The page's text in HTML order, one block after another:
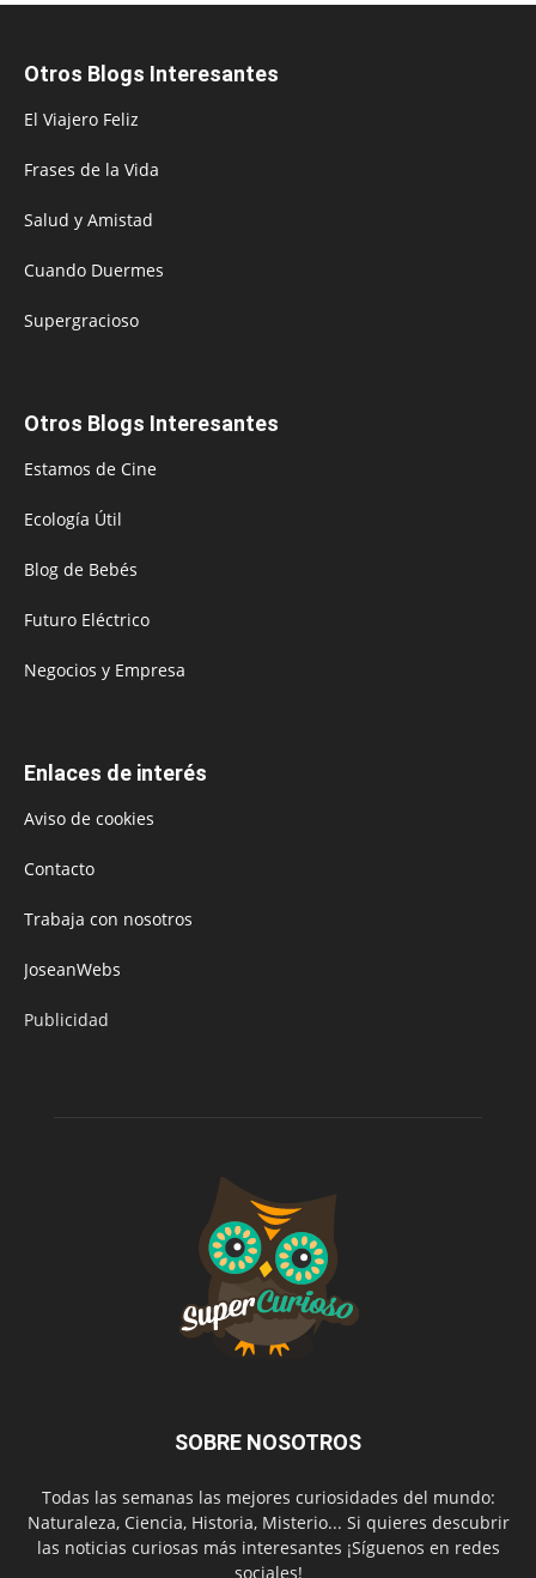
Otros Blogs Interesantes
El Viajero Feliz
Frases de la Vida
Salud y Amistad
Cuando Duermes
Supergracioso
Otros Blogs Interesantes
Estamos de Cine
Ecología Útil
Blog de Bebés
Futuro Eléctrico
Negocios y Empresa
Enlaces de interés
Aviso de cookies
Contacto
Trabaja con nosotros
JoseanWebs
Publicidad
SOBRE NOSOTROS
Todas las semanas las mejores curiosidades del mundo:
Naturaleza, Ciencia, Historia, Misterio... Si quieres descubrir
las noticias curiosas más interesantes ¡Síguenos en redes
sociales!